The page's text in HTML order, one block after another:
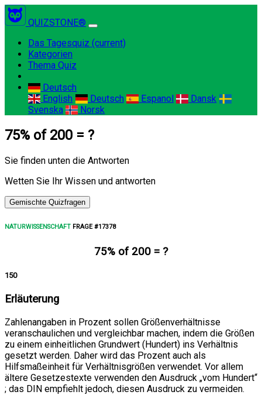
QUIZSTONE®
Das Tagesquiz (current)
Kategorien
Thema Quiz
Deutsch
English
Deutsch Espanol
Dansk
Svenska
Norsk
75% of 200 = ?
Sie finden unten die Antworten
Wetten Sie Ihr Wissen und antworten
Gemischte Quizfragen
NATURWISSENSCHAFT FRAGE #17378
75% of 200 = ?
150
Erläuterung
Zahlenangaben in Prozent sollen Größenverhältnisse
veranschaulichen und vergleichbar machen, indem die Größen
zu einem einheitlichen Grundwert (Hundert) ins Verhältnis
gesetzt werden. Daher wird das Prozent auch als
Hilfsmaßeinheit für Verhältnisgrößen verwendet. Vor allem
ältere Gesetzestexte verwenden den Ausdruck „vom Hundert“
; das DIN empfiehlt jedoch, diesen Ausdruck zu vermeiden.